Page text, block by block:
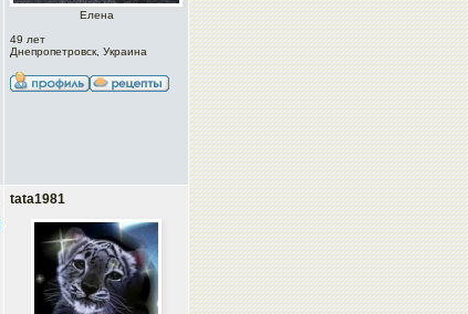
Елена
49 лет
Днепропетровск, Украина
tata1981